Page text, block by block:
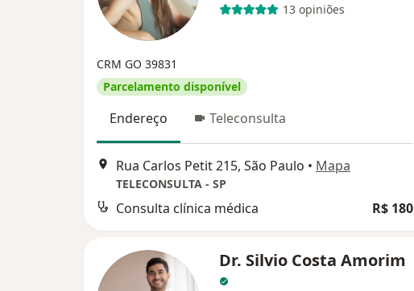
13 opiniões
CRM GO 39831
Parcelamento disponível
Endereço Teleconsulta
Rua Carlos Petit 215, São Paulo • Mapa
TELECONSULTA - SP
Consulta clínica médica R$ 180
Dr. Silvio Costa Amorim